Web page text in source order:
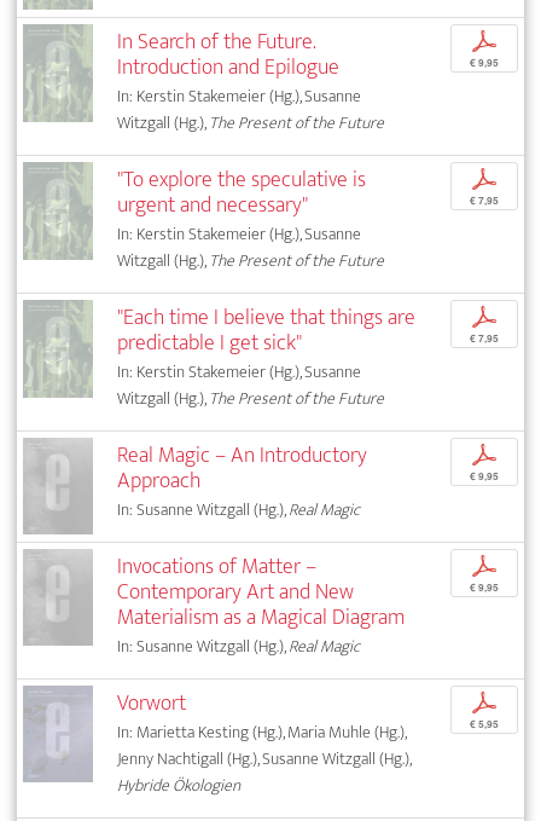
In Search of the Future.
Introduction and Epilogue
In: Kerstin Stakemeier (Hg.), Susanne
Witzgall (Hg.),The Present of the Future
p
€ 9,95
"To explore the speculative is
urgent and necessary"
In: Kerstin Stakemeier (Hg.), Susanne
Witzgall (Hg.),The Present of the Future
p
€ 7,95
"Each time I believe that things are
predictable I get sick"
In: Kerstin Stakemeier (Hg.), Susanne
Witzgall (Hg.),The Present of the Future
p
€ 7,95
Real Magic – An Introductory
Approach
In: Susanne Witzgall (Hg.),Real Magic
p
€ 9,95
Invocations of Matter –
Contemporary Art and New
Materialism as a Magical Diagram
In: Susanne Witzgall (Hg.),Real Magic
p
€ 9,95
Vorwort
In: Marietta Kesting (Hg.), Maria Muhle (Hg.),
Jenny Nachtigall (Hg.), Susanne Witzgall (Hg.),
Hybride Ökologien
p
€ 5,95